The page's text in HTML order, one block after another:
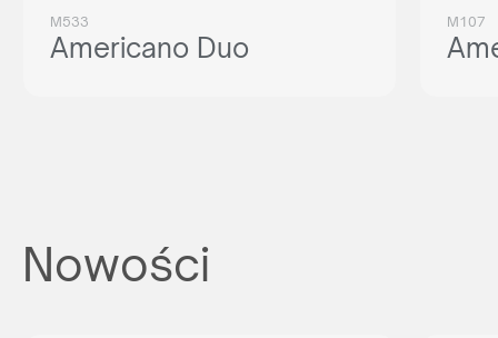
M533
Americano Duo
M107
Nowości